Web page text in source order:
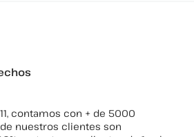
contamos con + de 5000
nuestros clientes son